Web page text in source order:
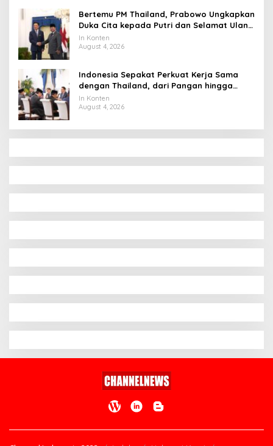
Bertemu PM Thailand, Prabowo Ungkapkan
Duka Cita kepada Putri dan Selamat Ulang
Tahun ke Raja Thailand
In Konten
August 4, 2026
Indonesia Sepakat Perkuat Kerja Sama
dengan Thailand, dari Pangan hingga
Ekonomi Digital
In Konten
August 4, 2026